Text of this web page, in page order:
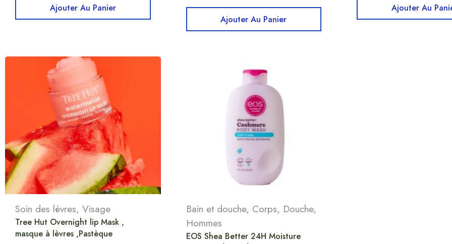
Ajouter Au Panier
Ajouter Au Panier
Ajouter Au
Soin des lèvres, Visage
Tree Hut Overnight lip Mask ,
masque à lèvres ,Pastèque
Bain et douche, Corps, Douche,
Hommes
EOS Shea Better 24H Moisture